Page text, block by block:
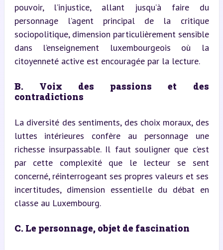
pouvoir, l’injustice, allant jusqu’à faire du
personnage l’agent principal de la critique
sociopolitique, dimension particulièrement sensible
dans l’enseignement luxembourgeois où la
citoyenneté active est encouragée par la lecture.
B. Voix des passions et des
contradictions
La diversité des sentiments, des choix moraux, des
luttes intérieures confère au personnage une
richesse insurpassable. Il faut souligner que c’est
par cette complexité que le lecteur se sent
concerné, réinterrogeant ses propres valeurs et ses
incertitudes, dimension essentielle du débat en
classe au Luxembourg.
C. Le personnage, objet de fascination